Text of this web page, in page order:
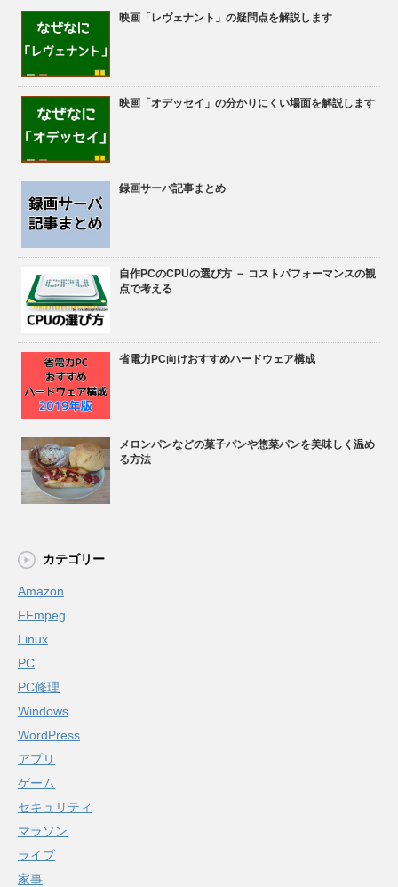
映画「レヴェナント」の疑問点を解説します
映画「オデッセイ」の分かりにくい場面を解説します
録画サーバ記事まとめ
自作PCのCPUの選び方 － コストパフォーマンスの観
点で考える
省電力PC向けおすすめハードウェア構成
メロンパンなどの菓子パンや惣菜パンを美味しく温め
る方法
カテゴリー
Amazon
FFmpeg
Linux
PC
PC修理
Windows
WordPress
アプリ
ゲーム
セキュリティ
マラソン
ライブ
家事